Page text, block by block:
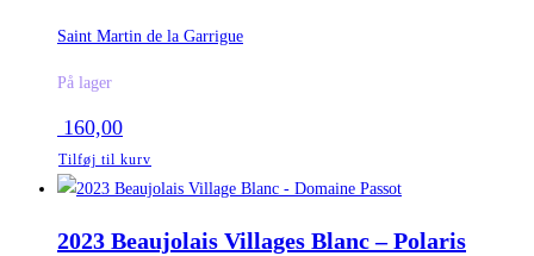
Saint Martin de la Garrigue
På lager
160,00
Tilføj til kurv
2023 Beaujolais Villages Blanc – Polaris